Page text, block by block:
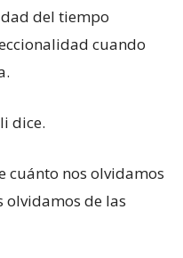
del tiempo
cuando
dice.
cuánto nos olvidamos
olvidamos de las